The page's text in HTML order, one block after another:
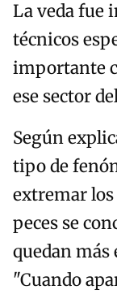
La veda fue
técnicos
importante
ese sector
Según
tipo de
extremar los
peces se
quedan más
"Cuando